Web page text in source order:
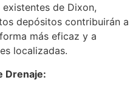
de Dixon,
depósitos contribuirán a
más eficaz y a
localizadas.
Drenaje: